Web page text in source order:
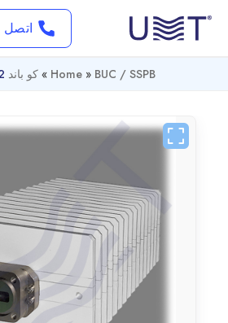
اتصل
Home » BUC / SSPB
» كو باند BUC